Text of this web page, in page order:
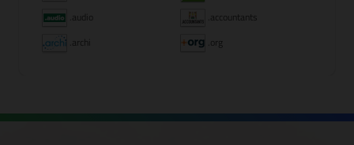
.audio
.accountants
.archi
.org